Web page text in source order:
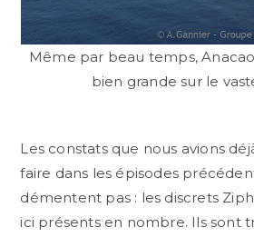
Même par beau temps,
bien grande sur le
Les constats que nous avions
faire dans les épisodes
démentent pas : les discrets
ici présents en nombre. Ils sont